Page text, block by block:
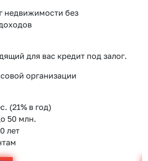
недвижимости без
для вас кредит под залог.
организации
(21% в год)
50 млн.
лет